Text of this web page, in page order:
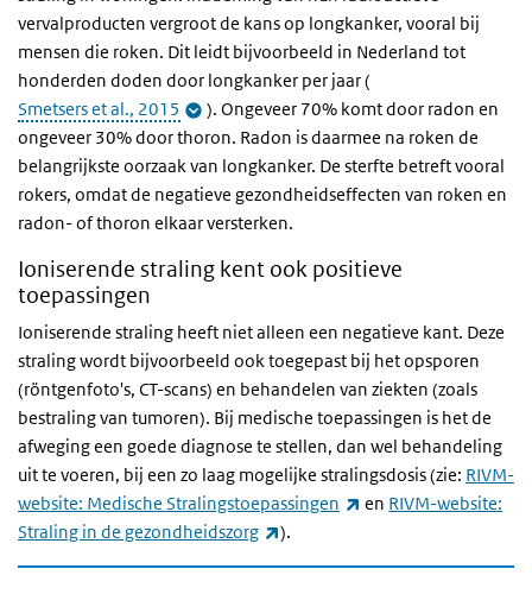
vervalproducten vergroot de kans op longkanker, vooral bij
mensen die roken. Dit leidt bijvoorbeeld in Nederland tot
honderden doden door longkanker per jaar (
Smetsers et al., 2015
). Ongeveer 70% komt door radon en
ongeveer 30% door thoron. Radon is daarmee na roken de
belangrijkste oorzaak van longkanker. De sterfte betreft vooral
rokers, omdat de negatieve gezondheidseffecten van roken en
radon- of thoron elkaar versterken.
Ioniserende straling kent ook positieve
toepassingen
Ioniserende straling heeft niet alleen een negatieve kant. Deze
straling wordt bijvoorbeeld ook toegepast bij het opsporen
(röntgenfoto's, CT-scans) en behandelen van ziekten (zoals
bestraling van tumoren). Bij medische toepassingen is het de
afweging een goede diagnose te stellen, dan wel behandeling
uit te voeren, bij een zo laag mogelijke stralingsdosis (zie: RIVM-
website: Medische Stralingstoepassingen
(externe link)
en RIVM-website:
Straling in de gezondheidszorg
(externe link)
).